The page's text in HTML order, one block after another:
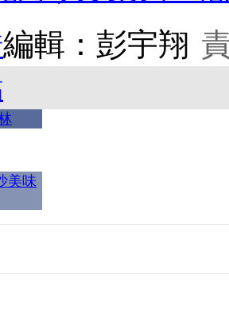
編輯：彭宇翔
美味